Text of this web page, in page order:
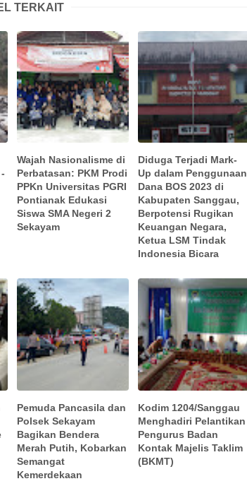
TERKAIT
Wajah Nasionalisme di
Perbatasan: PKM Prodi
PPKn Universitas PGRI
Pontianak Edukasi
Siswa SMA Negeri 2
Sekayam
Diduga Terjadi Mark-
Up dalam Penggunaan
Dana BOS 2023 di
Kabupaten Sanggau,
Berpotensi Rugikan
Keuangan Negara,
Ketua LSM Tindak
Indonesia Bicara
Pemuda Pancasila dan
Polsek Sekayam
Bagikan Bendera
Merah Putih, Kobarkan
Semangat
Kemerdekaan
Kodim 1204/Sanggau
Menghadiri Pelantikan
Pengurus Badan
Kontak Majelis Taklim
(BKMT)